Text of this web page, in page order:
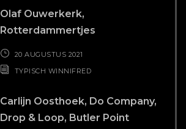
Olaf Ouwerkerk,
Rotterdammertjes
20 AUGUSTUS 2021
TYPISCH WINNIFRED
Carlijn Oosthoek, Do Company,
Drop & Loop, Butler Point